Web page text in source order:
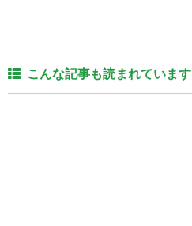
こんな記事も読まれています